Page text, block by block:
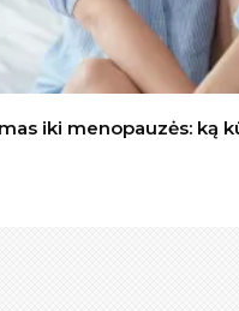
iki menopauzės: ką